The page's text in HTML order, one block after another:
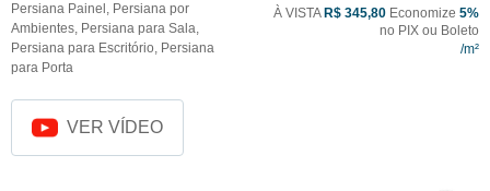
Persiana Painel , Persiana por
Ambientes, Persiana para Sala,
Persiana para Escritório, Persiana
para Porta
À VISTA R$ 345,80 Economize 5%
no PIX ou Boleto
VER VÍDEO